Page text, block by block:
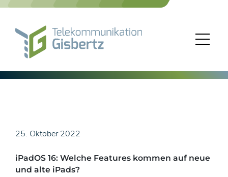
Skip
25. Oktober 2022
iPadOS 16: Welche Features kommen auf neue
und alte iPads?